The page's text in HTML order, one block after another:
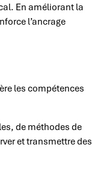
En améliorant la
l’ancrage
les compétences
de méthodes de
et transmettre des